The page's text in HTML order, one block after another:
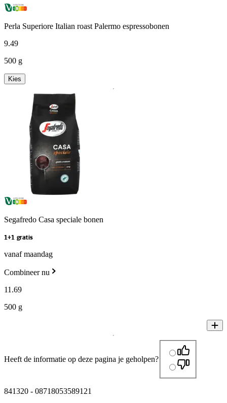
Perla Superiore Italian roast Palermo espressobonen
9.49
500 g
Kies
Segafredo Casa speciale bonen
1+1 gratis
vanaf maandag
Combineer nu
11 .69
500 g
Heeft de informatie op deze pagina je geholpen?
841320 - 08718053589121